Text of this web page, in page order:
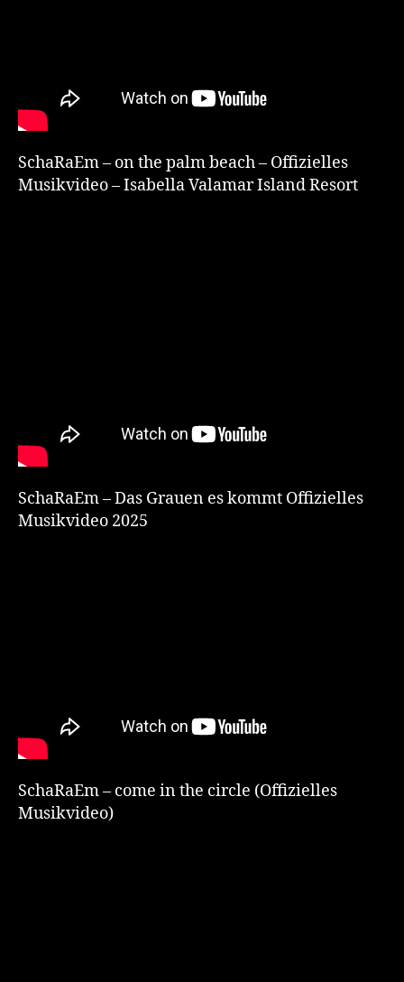
SchaRaEm – on the palm beach – Offizielles
Musikvideo – Isabella Valamar Island Resort
SchaRaEm – Das Grauen es kommt Offizielles
Musikvideo 2025
SchaRaEm – come in the circle (Offizielles
Musikvideo)